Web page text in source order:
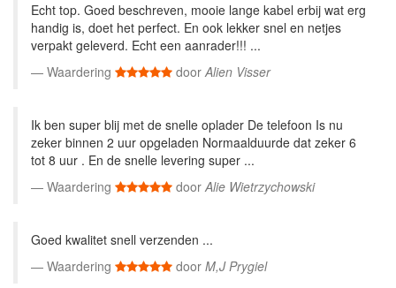
Echt top. Goed beschreven, mooie lange kabel erbij wat erg
handig is, doet het perfect. En ook lekker snel en netjes
verpakt geleverd. Echt een aanrader!!! ...
Waardering
doorAlien Visser
Ik ben super blij met de snelle oplader De telefoon Is nu
zeker binnen 2 uur opgeladen Normaalduurde dat zeker 6
tot 8 uur . En de snelle levering super ...
Waardering
doorAlie Wietrzychowski
Goed kwalitet snell verzenden ...
Waardering
door M,J Prygiel